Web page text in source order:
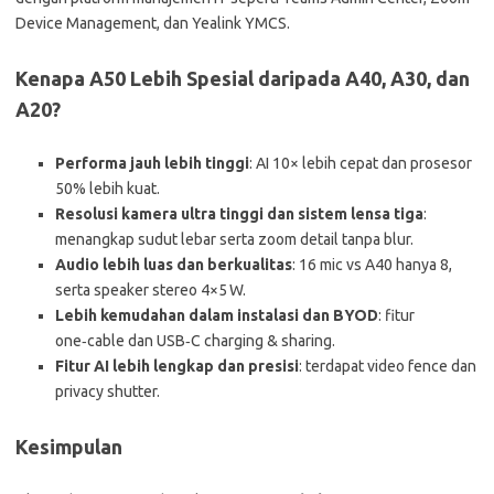
Device Management, dan Yealink YMCS.
Kenapa A50 Lebih Spesial daripada A40, A30, dan
A20?
Performa jauh lebih tinggi: AI 10× lebih cepat dan prosesor
50% lebih kuat.
Resolusi kamera ultra tinggi dan sistem lensa tiga:
menangkap sudut lebar serta zoom detail tanpa blur.
Audio lebih luas dan berkualitas: 16 mic vs A40 hanya 8,
serta speaker stereo 4×5 W.
Lebih kemudahan dalam instalasi dan BYOD: fitur
one‑cable dan USB‑C charging & sharing.
Fitur AI lebih lengkap dan presisi: terdapat video fence dan
privacy shutter.
Kesimpulan